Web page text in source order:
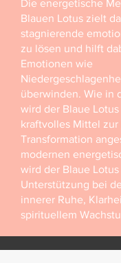
Die energetische
Blauen Lotus zielt
stagnierende
zu lösen und hilft
Emotionen wie
überwinden. Wie in
wird der Blaue Lotus
kraftvolles Mittel zur
Transformation
modernen
wird der Blaue
Unterstützung bei
innerer Ruhe,
spirituellem